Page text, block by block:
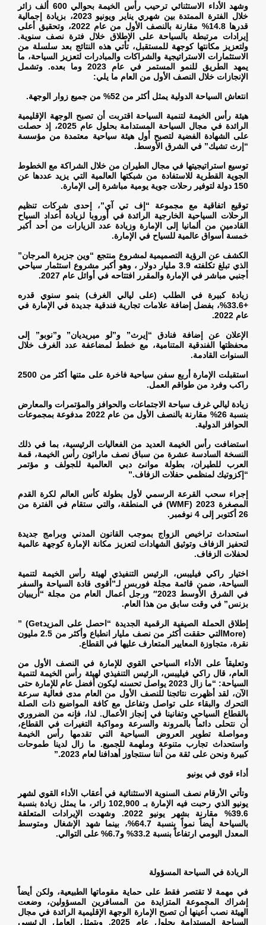
وشهد الأداء الاستثنائي ترحيب رأس الخيمة بحوالي 600 ألف زائر
خلال الفترة الممتدة بين شهري يناير ويونيو 2023، بزيادة إجمالية
قدرها 14.8% مقارنة بالنصف الأول من عام 2022، وتحقيق أعلى
إيرادات مرتبطة بالسياحة على الإطلاق خلال فترة نصف سنوية.
ولتعزيز مكانتها كوجهة للمستقبل، تأتي هذه النتائج بعد سلسلة من
الاستثمارات الاستراتيجية والشراكات والمبادرات لتعزيز السياحة، ما
يمهد الطريق للنمو المستمر في عام 2023 وما بعده. وتشمل
الإنجازات خلال النصف الأول من العام ما يلي:
انتعاش السياحة الدولية يمثل أكثر من 52% من جميع زوار الوجهة .
هيئة رأس الخيمة لتنمية السياحة اقتربت أن تصبح الوجهة الإقليمية
الرائدة في مجال السياحة المستدامة بحلول عام 2025، إذ حصلت
على الشهادة الفضية لتصبح أول هيئة سياحية معتمدة من مؤسسة
“إرث تشيك” في الشرق الأوسط.
توسيع استراتيجيتها في مجال الطيران من خلال الشراكة مع الخطوط
الجوية القطرية للاستفادة من شبكتها العالمية التي يزيد عددها عن
150 دولة لتوفير رحلات جوية يومية مباشرة إلى الإمارة
.
توقيع اتفاقية مع مجموعة “إف تي آي”، إحدى شركات تنظيم
الرحلات السياحية الخارجية الرائدة في أوروبا لزيادة أعداد السياح
القادمين من ألمانيا إلى الإمارة وزيادة عدد الزيارات من أحد أكبر
خمسة أسواق عالمية للسياح في الإمارة.
الكشف عن الرؤية التصميمية لمشروع منتجع “وين جزيرة المرجان”
الذي تبلغ تكلفته 3.9 مليار دولار ، وهو أكبر مشروع استثمار سياحي
أجنبي مباشر في الإمارة والمقرر افتتاحه في أوائل عام 2027
.
زيادة كبيرة في الطلب (على ليالي الغرف) بنمو سنوي قدره
+33.6%، بفضل إضافة علامات تجارية فندقية جديدة في الإمارة في
عام 2022
.
الإعلان عن إضافة فنادق “إيرث” و”لو ميريديان” و”نوبو” إلى
محفظتها الفندقية المتنامية، مع خطط لمضاعفة عدد الغرف خلال
السنوات القادمة.
استقبلت الإمارة أربع سفن سياحية فاخرة على متنها أكثر من 2500
راكب وفرد من طواقم العمل.
زيادة ليالي غرف سياحة الاجتماعات والحوافز والمؤتمرات والمعارض
بنسبة 26% مقارنة بالنصف الأول من عام 2022 مدفوعة بمجموعات
الحوافز الدولية.
استضافت رأس الخيمة العديد من الفعاليات الرئيسية، بما في ذلك
النسخة السادسة عشرة من سباق نصف ماراثون رأس الخيمة، قمة
العرب للطيران، بطولة موانئ دبي العالمية للجولف و مؤتمر
“إكزوتيك لمنظمي حفلات الزفاف”.
إجراء سحب القرعة الرسمي لأول بطولة كأس العالم لكرة القدم
المصغرة 2023
(WMF) في المنطقة، والتي ستقام في الفترة من
26 أكتوبر إلى 4 نوفمبر
.
استحداث تراخيص الزواج بموجب القانون المدني وبرامج جديدة
لتحفيز الزفاف وتوثيق الشهادات لتعزيز مكانة الإمارة كوجهة عالمية
لحفلات الزفاف.
اختيار راكي فيليبس، الرئيس التنفيذي لهيئة رأس الخيمة لتنمية
السياحة، ضمن قائمة مجلة فوربس لـ”أقوى قادة السياحة والسفر
في الشرق الأوسط 2023″ ورجل أعمال العام من مجلة “أريبيان
بزنس” في وقت سابق من هذا العام.
إطلاق الحملة الصيفية الرقمية الجديدة “احصل على المزيد” (Get
More)
التي حققت أكثر من نصف مليار انطباع وأكثر من 2.5 مليون
نقرة، متجاوزة المعايير المتعارف عليها في القطاع.
وتعليقاً على الأداء السياحي القوي للإمارة في النصف الأول من
العام، قال راكي فيليبس، الرئيس التنفيذي لهيئة رأس الخيمة لتنمية
السياحة: “ما زال 2023 يواصل تحسنه ليكون أفضل عام للإمارة حتى
الآن، لقد أظهرت نتائجنا للنصف الأول من العام مدى فعالية سرعة
التحرك والبقاء على تواصل وتفاعل مع كافة المواضيع ذات الصلة
بالقطاع السياحي وتفانينا في إنجاز الأعمال. لذا، فإنه من الضروري
أن نتحلى دائماً بالمرونة والسرعة ومواكبة التغيرات في القطاع،
ومواصلة تطوير العروض السياحية التي تقدمها رأس الخيمة
واستحداث تجارب متنوعة وملهمة للجميع. ما زال لدينا طموحات
كبيرة ونحن على ثقة من أننا سنتجاوز أهدافنا لعام 2023
”.
أداء قوي في يونيو
وتأتي الأرقام نصف السنوية الاستثنائية في أعقاب الأداء القوي لشهر
يونيو الذي رحبت فيه الإمارة بـ 102,900 زائر، ما يمثل زيادة بنسبة
39.6% مقارنة بشهر يونيو 2022. وشهدت الإيرادات المتعلقة
بالسياحة أيضاً نمواً بنسبة 64.7%، بينما شهد الإشغال ومتوسط
المعدل اليومي ارتفاعاً بنسبة 33.2% و6.7% على التوالي
.
الريادة في السياحة المسؤولة
في مهمة لا تقتصر فقط على حماية مقوماتها الطبيعية، ولكن أيضاً
إشراك المجموعة المتزايدة من المسافرين المسؤولين، وضعت
الهيئة نصب أعينها أن تصبح الإمارة الوجهة الإقليمية الرائدة في مجال
السياحة المستدامة بحلول عام 2025. ويتمثل العامل الرئيسي